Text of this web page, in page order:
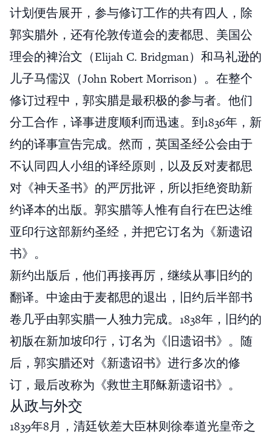
计划便告展开，参与修订工作的共有四人，除
郭实腊外，还有伦敦传道会的麦都思、美国公
理会的裨治文（Elijah C. Bridgman）和马礼逊的
儿子马儒汉（John Robert Morrison）。在整个
修订过程中，郭实腊是最积极的参与者。他们
分工合作，译事进度顺利而迅速。到1836年，新
约的译事宣告完成。然而，英国圣经公会由于
不认同四人小组的译经原则，以及反对麦都思
对《神天圣书》的严厉批评，所以拒绝资助新
约译本的出版。郭实腊等人惟有自行在巴达维
亚印行这部新约圣经，并把它订名为《新遗诏
书》。
新约出版后，他们再接再厉，继续从事旧约的
翻译。中途由于麦都思的退出，旧约后半部书
卷几乎由郭实腊一人独力完成。1838年，旧约的
初版在新加坡印行，订名为《旧遗诏书》。随
后，郭实腊还对《新遗诏书》进行多次的修
订，最后改称为《救世主耶稣新遗诏书》。
从政与外交
1839年8月，清廷钦差大臣林则徐奉道光皇帝之